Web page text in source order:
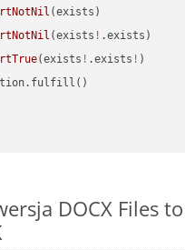
(exists)
(exists ! .exists)
(exists ! .exists ! )
DOCX Files to